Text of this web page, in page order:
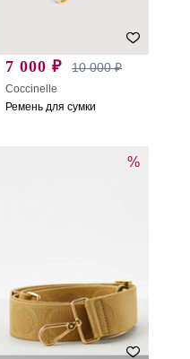
7 000 ₽ 10 000 ₽
Coccinelle
Ремень для сумки
%